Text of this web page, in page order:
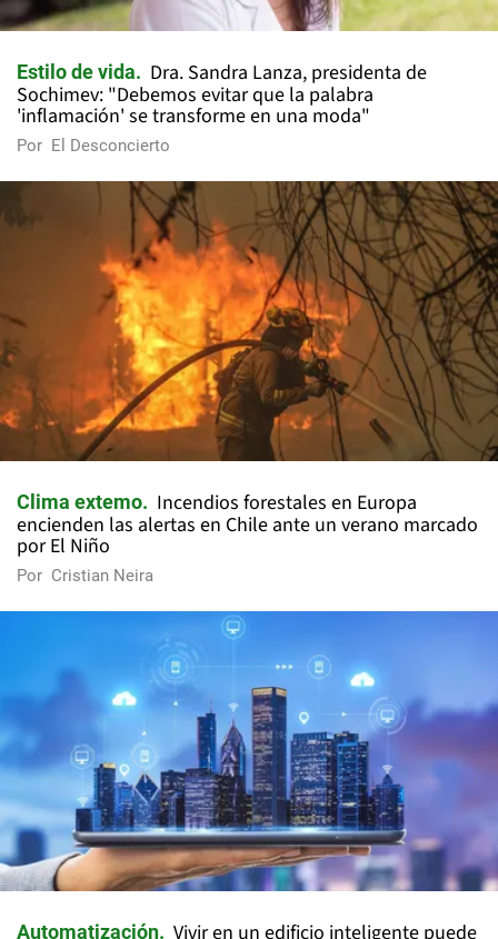
Estilo de vida
Dra. Sandra Lanza, presidenta de
Sochimev: "Debemos evitar que la palabra
'inflamación' se transforme en una moda"
Por El Desconcierto
Clima extemo
Incendios forestales en Europa
encienden las alertas en Chile ante un verano marcado
por El Niño
Por Cristian Neira
Automatización
Vivir en un edificio inteligente puede